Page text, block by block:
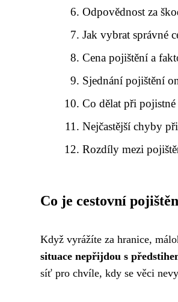
Odpovědnost za
Jak vybrat správné
Cena pojištění a
Sjednání pojištění
Co dělat při
Nejčastější chyby
Rozdíly mezi
Co je cestovní
Když vyrážíte za hranice,
situace nepřijdou s
síť pro chvíle, kdy se věci